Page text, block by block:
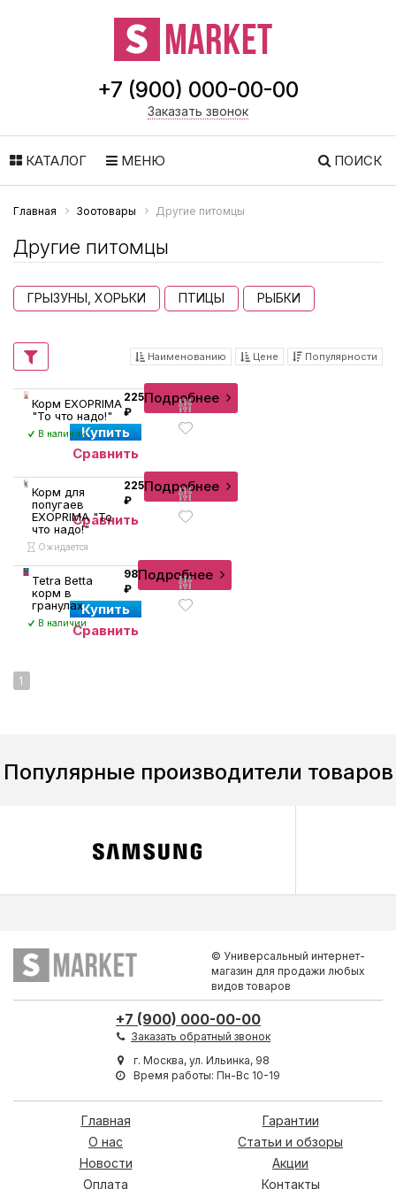
+7 (900) 000-00-00
Заказать звонок
КАТАЛОГ МЕНЮ ПОИСК
Главная Зоотовары Другие питомцы
Другие питомцы
ГРЫЗУНЫ, ХОРЬКИ ПТИЦЫ РЫБКИ
Наименованию Цене Популярности
Корм EXOPRIMA
"То что надо!"
В наличии
225
₽
Подробнее
Купить
Сравнить
Корм для
попугаев
EXOPRIMA "То
что надо!"
Ожидается
225
₽
Подробнее
Сравнить
Tetra Betta
корм в
гранулах
В наличии
98
₽
Подробнее
Купить
Сравнить
1
Популярные производители товаров
© Универсальный интернет-
магазин для продажи любых
видов товаров
+7 (900) 000-00-00
Заказать обратный звонок
г. Москва, ул. Ильинка, 98
Время работы: Пн-Вс 10-19
Главная
О нас
Новости
Оплата
Гарантии
Статьи и обзоры
Акции
Контакты